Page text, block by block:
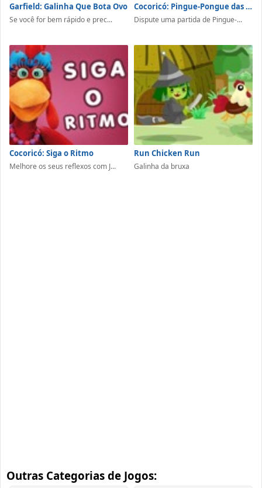
Garfield: Galinha Que Bota Ovo
Se você for bem rápido e prec...
Cocoricó: Pingue-Pongue das Galinhas
Dispute uma partida de Pingue-...
Cocoricó: Siga o Ritmo
Melhore os seus reflexos com J...
Run Chicken Run
Galinha da bruxa
Outras Categorias de Jogos: